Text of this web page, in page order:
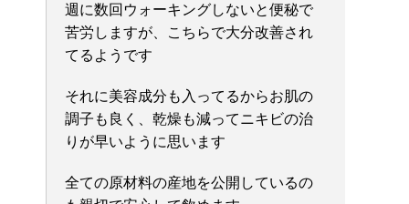
週に数回ウォーキングしないと便秘で
苦労しますが、こちらで大分改善され
てるようです
それに美容成分も入ってるからお肌の
調子も良く、乾燥も減ってニキビの治
りが早いように思います
全ての原材料の産地を公開しているの